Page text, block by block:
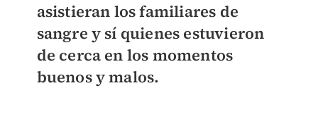
asistieran los familiares de
sangre y sí quienes estuvieron
de cerca en los momentos
buenos y malos.